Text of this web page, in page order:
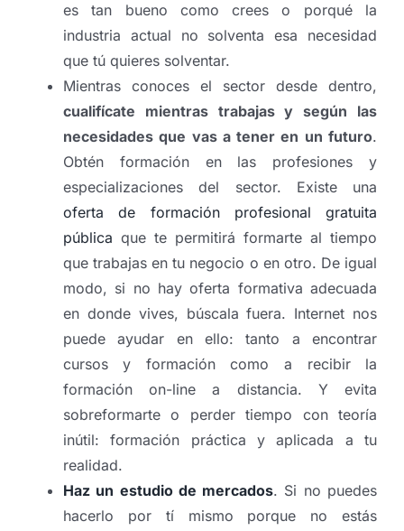
es tan bueno como crees o porqué la
industria actual no solventa esa necesidad
que tú quieres solventar.
Mientras conoces el sector desde dentro,
cualifícate mientras trabajas y según las
necesidades que vas a tener en un futuro.
Obtén formación en las profesiones y
especializaciones del sector. Existe una
oferta de formación profesional gratuita
pública que te permitirá formarte al tiempo
que trabajas en tu negocio o en otro. De igual
modo, si no hay oferta formativa adecuada
en donde vives, búscala fuera. Internet nos
puede ayudar en ello: tanto a encontrar
cursos y formación como a recibir la
formación on-line a distancia. Y evita
sobreformarte o perder tiempo con teoría
inútil: formación práctica y aplicada a tu
realidad.
Haz un estudio de mercados. Si no puedes
hacerlo por tí mismo porque no estás